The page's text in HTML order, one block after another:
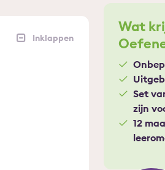
Wat
Set
zijn
12